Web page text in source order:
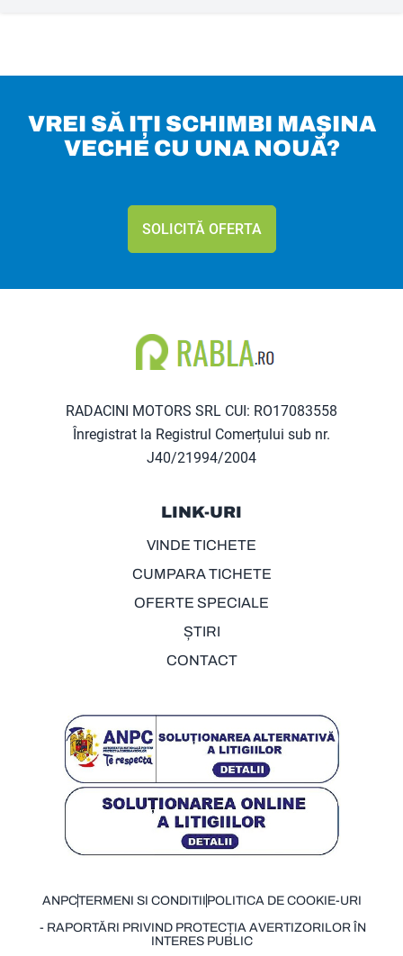
VREI SĂ IȚI SCHIMBI MAȘINA
VECHE CU UNA NOUĂ?
SOLICITĂ OFERTA
RADACINI MOTORS SRL CUI: RO17083558
Înregistrat la Registrul Comerțului sub nr.
J40/21994/2004
LINK-URI
VINDE TICHETE
CUMPARA TICHETE
OFERTE SPECIALE
ȘTIRI
CONTACT
ANPCTERMENI SI CONDITII POLITICA DE COOKIE-URI
- RAPORTĂRI PRIVIND PROTECȚIA AVERTIZORILOR ÎN
INTERES PUBLIC